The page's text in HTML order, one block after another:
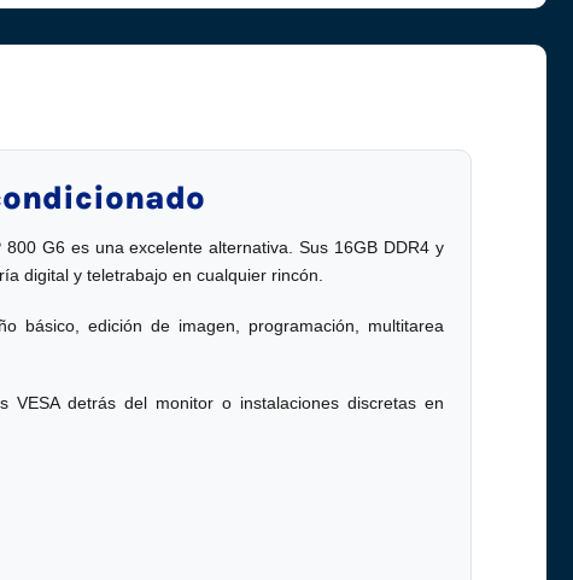
G6 es una excelente alternativa. Sus 16GB DDR4 y
digital y teletrabajo en cualquier rincón.
básico, edición de imagen, programación, multitarea
VESA detrás del monitor o instalaciones discretas en